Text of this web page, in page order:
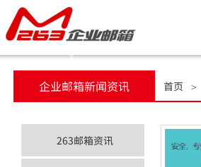
企业邮箱新闻资讯 首页 ＞
263邮箱资讯